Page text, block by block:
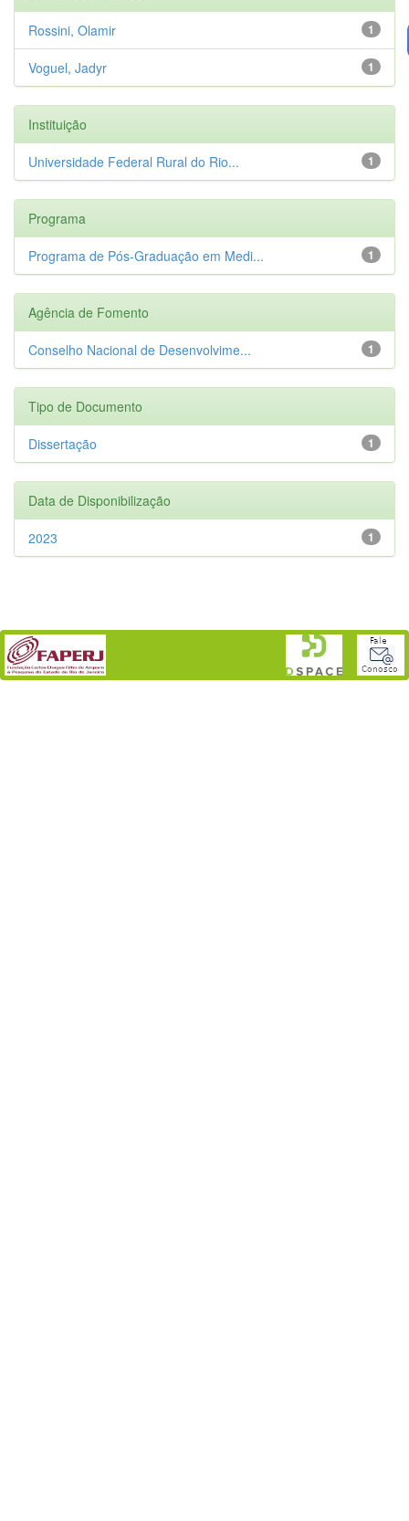
1
Rossini, Olamir
1
Voguel, Jadyr
Instituição
1
Universidade Federal Rural do Rio...
Programa
1
Programa de Pós-Graduação em Medi...
Agência de Fomento
1
Conselho Nacional de Desenvolvime...
Tipo de Documento
1
Dissertação
Data de Disponibilização
1
2023